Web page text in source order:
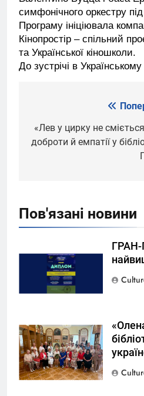
симфонічного оркестру
Програму ініціювала
Кінопростір – спільний
та Української кіношколи.
До зустрічі в
записів
«Лев у цирку не
доброти й емпатії у
Пов'язані новини
ГРАН-